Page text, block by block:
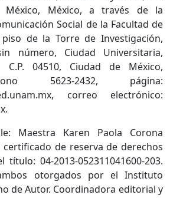
México, México, a través de la
Social de la Facultad de
de la Torre de Investigación,
número, Ciudad Universitaria,
C.P. 04510, Ciudad de México,
5623-2432, página:
correo electrónico:
Maestra Karen Paola Corona
de reserva de derechos
04-2013-052311041600-203.
otorgados por el Instituto
de Autor. Coordinadora editorial y